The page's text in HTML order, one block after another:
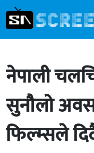
नेपाली
सुनौलो
फिल्म्सले